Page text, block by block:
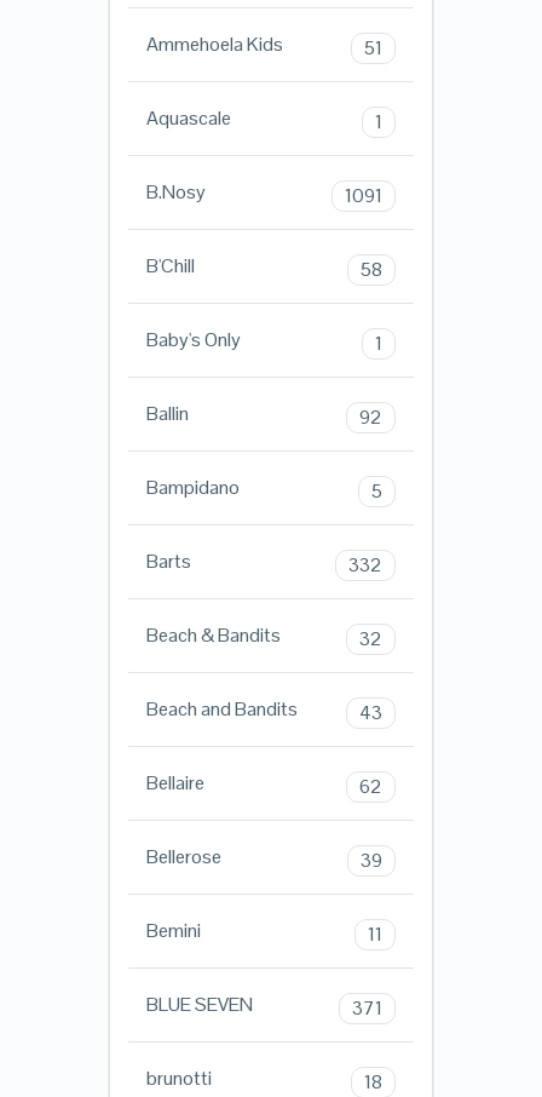
Ammehoela Kids 51
Aquascale 1
B.Nosy 1091
B'Chill 58
Baby's Only 1
Ballin 92
Bampidano 5
Barts 332
Beach & Bandits 32
Beach and Bandits 43
Bellaire 62
Bellerose 39
Bemini 11
BLUE SEVEN 371
brunotti 18